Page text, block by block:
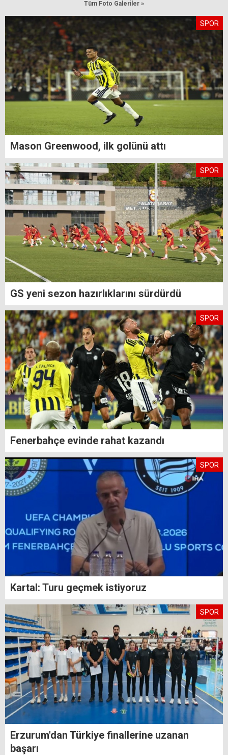
Tüm Foto Galeriler »
SPOR
Mason Greenwood, ilk golünü attı
SPOR
GS yeni sezon hazırlıklarını sürdürdü
SPOR
Fenerbahçe evinde rahat kazandı
SPOR
Kartal: Turu geçmek istiyoruz
SPOR
Erzurum'dan Türkiye finallerine uzanan
başarı